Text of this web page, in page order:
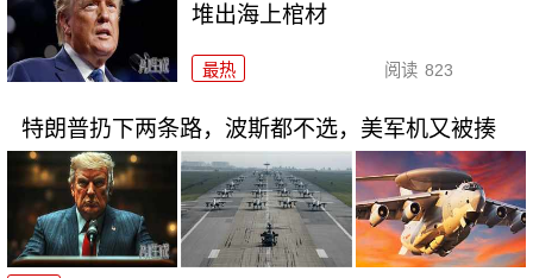
堆出海上棺材
最热 阅读 823
特朗普扔下两条路，波斯都不选，美军机又被揍